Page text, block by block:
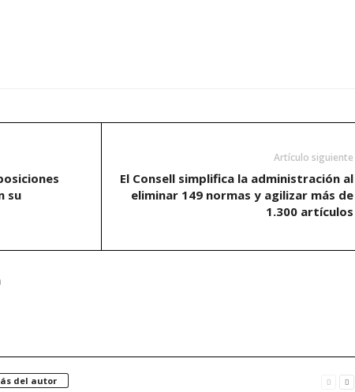
su
Artículo siguiente
El Consell simplifica la administración al
eliminar 149 normas y agilizar más de
1.300 artículos
del autor